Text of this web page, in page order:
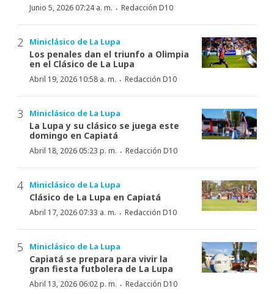
Junio 5, 2026 07:24 a. m. · Redacción D10
Miniclásico de La Lupa
Los penales dan el triunfo a Olimpia
en el Clásico de La Lupa
Abril 19, 2026 10:58 a. m. · Redacción D10
Miniclásico de La Lupa
La Lupa y su clásico se juega este
domingo en Capiatá
Abril 18, 2026 05:23 p. m. · Redacción D10
Miniclásico de La Lupa
Clásico de La Lupa en Capiatá
Abril 17, 2026 07:33 a. m. · Redacción D10
Miniclásico de La Lupa
Capiatá se prepara para vivir la
gran fiesta futbolera de La Lupa
Abril 13, 2026 06:02 p. m. · Redacción D10